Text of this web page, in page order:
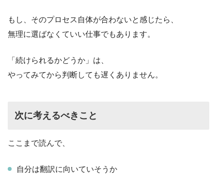
もし、そのプロセス自体が合わないと感じたら、
無理に選ばなくていい仕事でもあります。
「続けられるかどうか」は、
やってみてから判断しても遅くありません。
次に考えるべきこと
ここまで読んで、
自分は翻訳に向いていそうか